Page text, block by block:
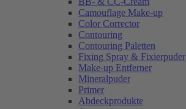
Camouflage Make-up
Color Corrector
Contouring
Contouring Paletten
Fixing Spray & Fixierpuder
Make-up Entferner
Mineralpuder
Primer
Abdeckprodukte